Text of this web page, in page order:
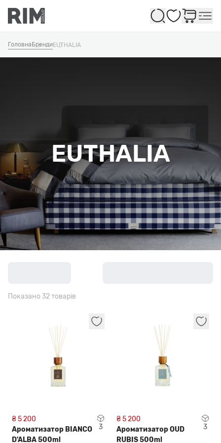
Обране
EUTHALIA
Головна БрендиEUTHALIA
Показано 32 товарів
₴ 5 200
Ароматизатор BIANCO
D'ALBA 500ml
3
₴ 5 200
Ароматизатор OUD
RUBIS 500ml
3